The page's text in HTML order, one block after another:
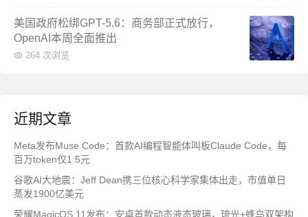
美国政府松绑GPT-5.6：商务部正式放行，
OpenAI本周全面推出
264 次浏览
近期文章
Meta发布Muse Code：首款AI编程智能体叫板Claude Code，每
百万token仅1.5元
谷歌AI大地震：Jeff Dean携三位核心科学家集体出走，市值单日
蒸发1900亿美元
荣耀MagicOS 11发布：安卓首款动态液态玻璃，琉光+蜂鸟双架构